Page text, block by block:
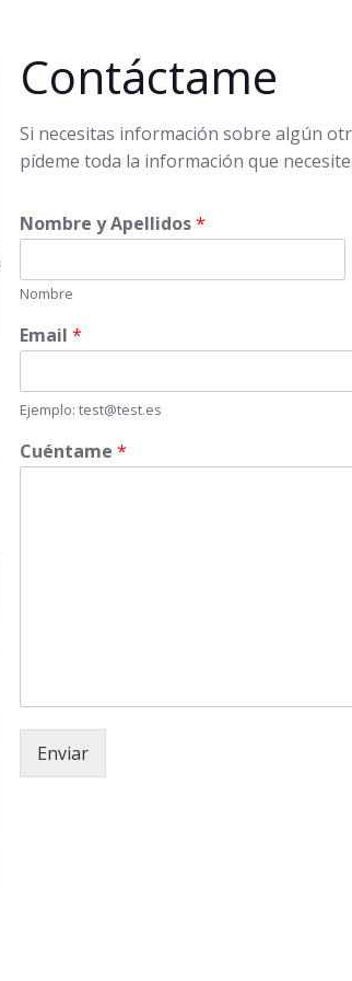
Contáctame
Si necesitas información sobre algún
pídeme toda la información que
Nombre y Apellidos*
Nombre
Email *
Ejemplo: test@test.es
Cuéntame *
Enviar